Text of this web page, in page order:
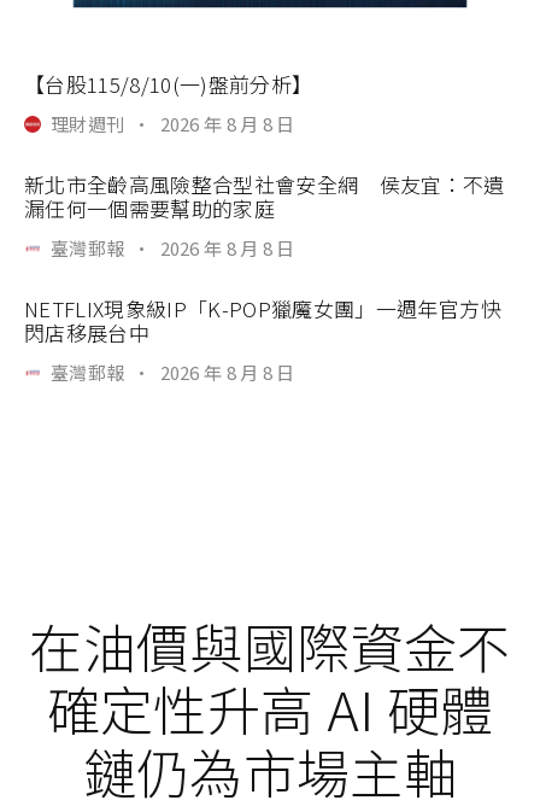
【台股115/8/10(一)盤前分析】
理財週刊 · 2026 年 8 月 8 日
新北市全齡高風險整合型社會安全網 侯友宜：不遺
漏任何一個需要幫助的家庭
臺灣郵報 · 2026 年 8 月 8 日
NETFLIX現象級IP「K-POP獵魔女團」一週年官方快
閃店移展台中
臺灣郵報 · 2026 年 8 月 8 日
在油價與國際資金不
確定性升高 AI 硬體
鏈仍為市場主軸